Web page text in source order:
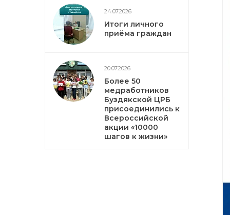
24.07.2026
Итоги личного
приёма граждан
20.07.2026
Более 50
медработников
Буздякской ЦРБ
присоединились к
Всероссийской
акции «10000
шагов к жизни»